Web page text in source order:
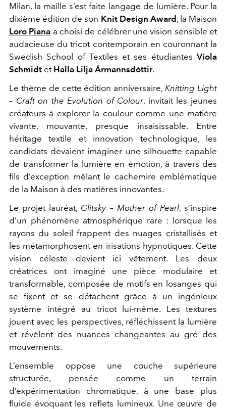
Milan, la maille s’est faite langage de lumière. Pour la
dixième édition de son Knit Design Award, la Maison
Loro Piana a choisi de célébrer une vision sensible et
audacieuse du tricot contemporain en couronnant la
Swedish School of Textiles et ses étudiantes Viola
Schmidt et Halla Lilja Ármannsdóttir.
Le thème de cette édition anniversaire, Knitting Light
– Craft on the Evolution of Colour, invitait les jeunes
créateurs à explorer la couleur comme une matière
vivante, mouvante, presque insaisissable. Entre
héritage textile et innovation technologique, les
candidats devaient imaginer une silhouette capable
de transformer la lumière en émotion, à travers des
fils d’exception mêlant le cachemire emblématique
de la Maison à des matières innovantes.
Le projet lauréat, Glitsky – Mother of Pearl, s’inspire
d’un phénomène atmosphérique rare : lorsque les
rayons du soleil frappent des nuages cristallisés et
les métamorphosent en irisations hypnotiques. Cette
vision céleste devient ici vêtement. Les deux
créatrices ont imaginé une pièce modulaire et
transformable, composée de motifs en losanges qui
se fixent et se détachent grâce à un ingénieux
système intégré au tricot lui-même. Les textures
jouent avec les perspectives, réfléchissent la lumière
et révèlent des nuances changeantes au gré des
mouvements.
L’ensemble oppose une couche supérieure
structurée, pensée comme un terrain
d’expérimentation chromatique, à une base plus
fluide évoquant les reflets lumineux. Une œuvre de